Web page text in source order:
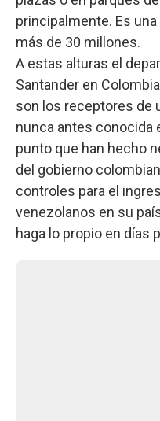
principalmente. Es
más de 30 millones.
A estas alturas el
Santander en
son los receptores de
nunca antes conocida
punto que han hecho
del gobierno
controles para el
venezolanos en su
haga lo propio en días